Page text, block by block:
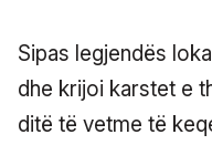
Sipas legjendës
dhe krijoi karstet e
ditë të vetme të